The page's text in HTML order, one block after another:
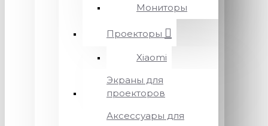
Мониторы
Проекторы
Xiaomi
Экраны для
проекторов
Аксессуары для